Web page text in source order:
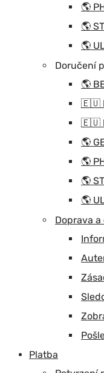
🌎
🌎
🌎
Doručení
🌎
🇪🇺
🇪🇺
🌎
🌎
🌎
🌎
Doprava
Platba